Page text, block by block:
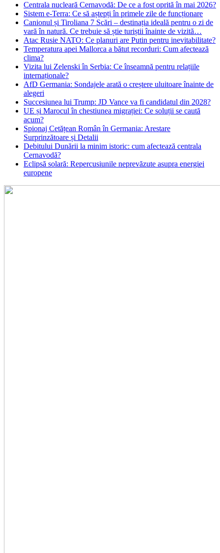
Centrala nucleară Cernavodă: De ce a fost oprită în mai 2026?
Sistem e-Terra: Ce să aștepți în primele zile de funcționare
Canionul și Tiroliana 7 Scări – destinația ideală pentru o zi de
vară în natură. Ce trebuie să știe turiștii înainte de vizită…
Atac Rusie NATO: Ce planuri are Putin pentru inevitabilitate?
Temperatura apei Mallorca a bătut recorduri: Cum afectează
clima?
Vizita lui Zelenski în Serbia: Ce înseamnă pentru relațiile
internaționale?
AfD Germania: Sondajele arată o creștere uluitoare înainte de
alegeri
Succesiunea lui Trump: JD Vance va fi candidatul din 2028?
UE și Marocul în chestiunea migrației: Ce soluții se caută
acum?
Spionaj Cetățean Român în Germania: Arestare
Surprinzătoare și Detalii
Debitului Dunării la minim istoric: cum afectează centrala
Cernavodă?
Eclipsă solară: Repercusiunile neprevăzute asupra energiei
europene